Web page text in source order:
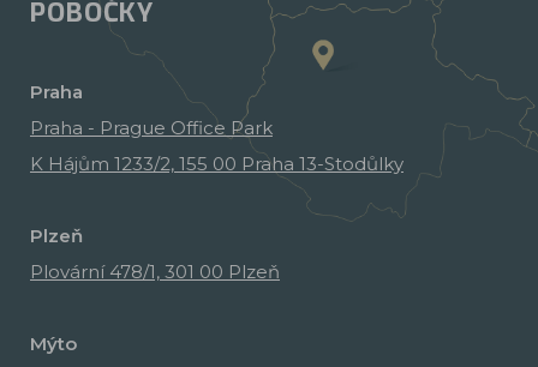
POBOČKY
Praha
Praha - Prague Office Park
K Hájům 1233/2, 155 00 Praha 13-Stodůlky
Plzeň
Plovární 478/1, 301 00 Plzeň
Mýto